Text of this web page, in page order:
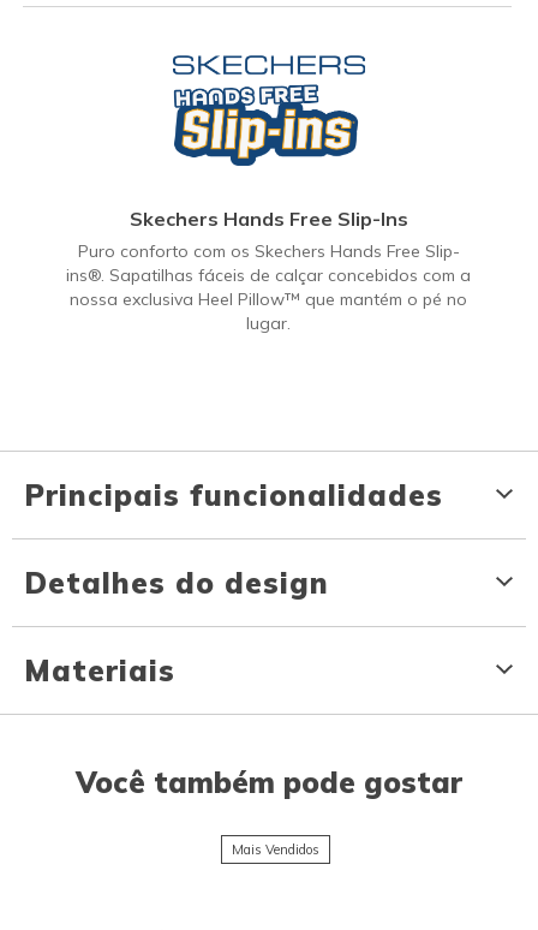
Skechers Hands Free Slip-Ins
Puro conforto com os Skechers Hands Free Slip-
ins®. Sapatilhas fáceis de calçar concebidos com a
nossa exclusiva Heel Pillow™ que mantém o pé no
lugar.
Principais funcionalidades
Detalhes do design
Materiais
Você também pode gostar
Mais Vendidos